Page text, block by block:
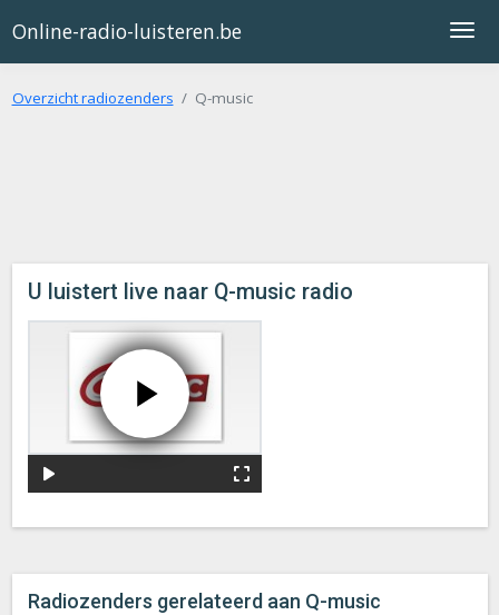
Online-radio-luisteren.be
Overzicht radiozenders Q-music
U luistert live naar Q-music radio
play_arrow fullscreen
Radiozenders gerelateerd aan Q-music